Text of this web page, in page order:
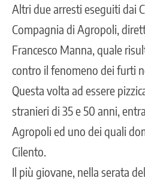
Altri due arresti eseguiti dai
Compagnia di Agropoli,
Francesco Manna, quale
contro il fenomeno dei furti
Questa volta ad essere
stranieri di 35 e 50 anni,
Agropoli ed uno dei quali
Cilento.
Il più giovane, nella serata